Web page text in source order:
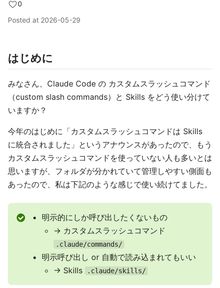
0
Posted at 2026-05-29
はじめに
みなさん、Claude Code の カスタムスラッシュコマンド
（custom slash commands）と Skills をどう使い分けて
いますか？
今年のはじめに「カスタムスラッシュコマンドは Skills
に統合されました」というアナウンスがあったので、もう
カスタムスラッシュコマンドを使っていない人も多いとは
思いますが、フォルダが分かれていて管理しやすい側面も
あったので、私は下記のような感じで使い続けてました。
明示的にしか呼び出したくないもの
→ カスタムスラッシュコマンド
.claude/commands/
明示呼び出し or 自動で読み込まれてもいい
→ Skills
.claude/skills/